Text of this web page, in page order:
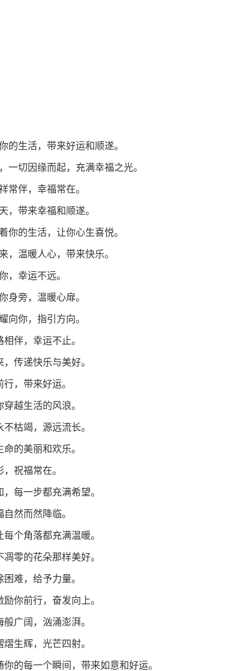
的生活，带来好运和顺遂。
一切因缘而起，充满幸福之光。
常伴，幸福常在。
，带来幸福和顺遂。
你的生活，让你心生喜悦。
，温暖人心，带来快乐。
，幸运不远。
身旁，温暖心扉。
向你，指引方向。
伴，幸运不止。
传递快乐与美好。
，带来好运。
越生活的风浪。
枯竭，源远流长。
的美丽和欢乐。
祝福常在。
每一步都充满希望。
然而然降临。
个角落都充满温暖。
零的花朵那样美好。
难，给予力量。
你前行，奋发向上。
广阔，汹涌澎湃。
生辉，光芒四射。
的每一个瞬间，带来如意和好运。